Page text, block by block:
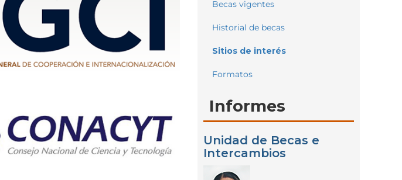
Becas vigentes
Historial de becas
Sitios de interés
Formatos
Informes
Unidad de Becas e
Intercambios